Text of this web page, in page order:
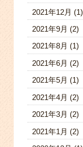
2021年12月 (1)
2021年9月 (2)
2021年8月 (1)
2021年6月 (2)
2021年5月 (1)
2021年4月 (2)
2021年3月 (2)
2021年1月 (2)